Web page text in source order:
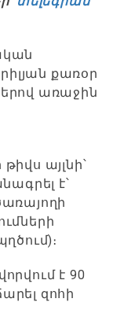
քառօր
առաջին
այլնի՝
է՝
է 90
զոհի